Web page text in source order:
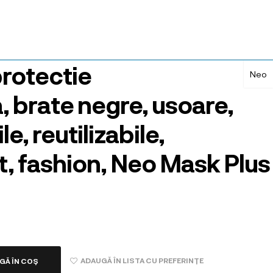
Neo
brate negre, usoare,
reutilizabile,
fashion, Neo Mask Plus
ÎN COȘ ADAUGĂ ÎN LISTA CU PREFERINȚE